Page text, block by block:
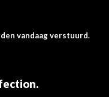
vandaag verstuurd.
.